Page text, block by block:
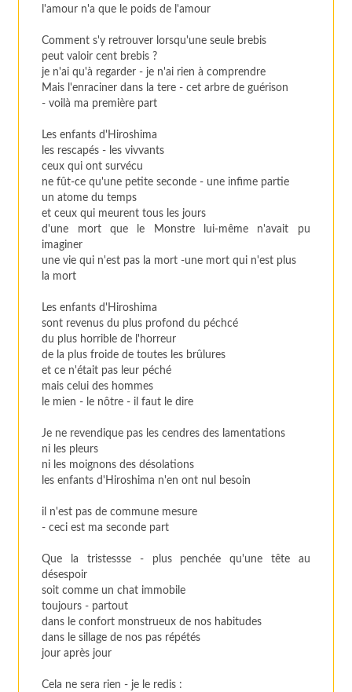
l'amour n'a que le poids de l'amour
Comment s'y retrouver lorsqu'une seule brebis
peut valoir cent brebis ?
je n'ai qu'à regarder - je n'ai rien à comprendre
Mais l'enraciner dans la tere - cet arbre de guérison
- voilà ma première part
Les enfants d'Hiroshima
les rescapés - les vivvants
ceux qui ont survécu
ne fût-ce qu'une petite seconde - une infime partie
un atome du temps
et ceux qui meurent tous les jours
d'une mort que le Monstre lui-même n'avait pu
imaginer
une vie qui n'est pas la mort -une mort qui n'est plus
la mort
Les enfants d'Hiroshima
sont revenus du plus profond du péchcé
du plus horrible de l'horreur
de la plus froide de toutes les brûlures
et ce n'était pas leur péché
mais celui des hommes
le mien - le nôtre - il faut le dire
Je ne revendique pas les cendres des lamentations
ni les pleurs
ni les moignons des désolations
les enfants d'Hiroshima n'en ont nul besoin
il n'est pas de commune mesure
- ceci est ma seconde part
Que la tristessse - plus penchée qu'une tête au
désespoir
soit comme un chat immobile
toujours - partout
dans le confort monstrueux de nos habitudes
dans le sillage de nos pas répétés
jour après jour
Cela ne sera rien - je le redis :